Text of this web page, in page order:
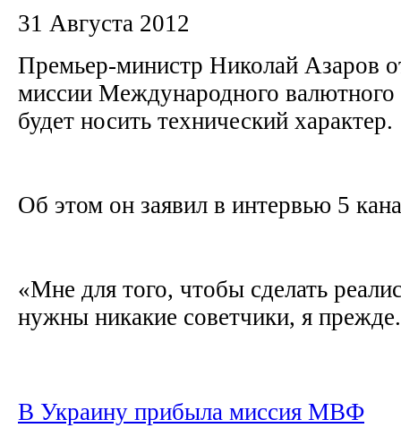
31 Августа 2012
Премьер-министр Николай Азаров
миссии Международного
будет носить технический характер.
Об этом он заявил в интервью 5
«Мне для того, чтобы сделать
нужны никакие советчики, я
В Украину прибыла миссия МВФ